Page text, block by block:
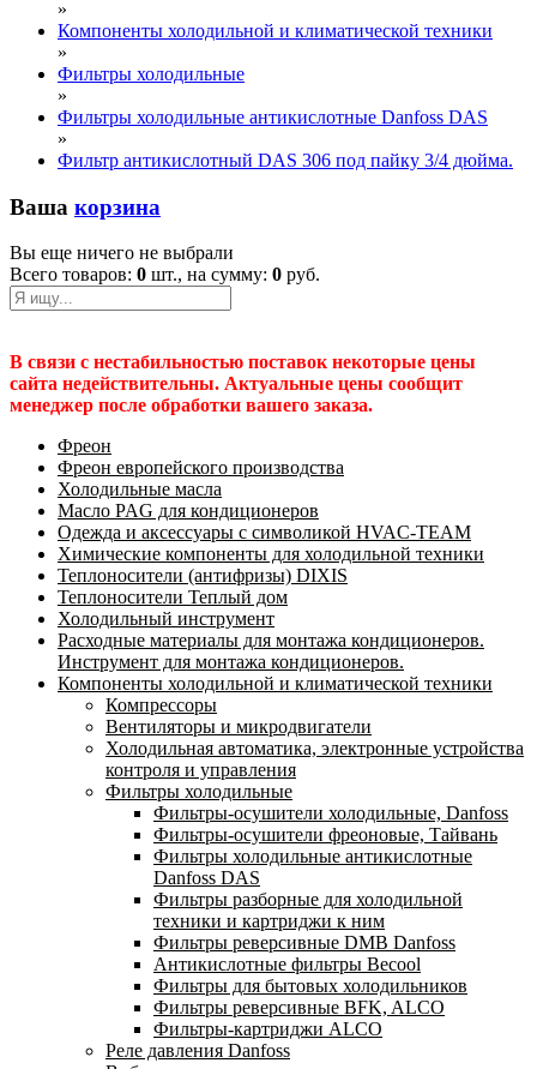
»
Компоненты холодильной и климатической техники
»
Фильтры холодильные
»
Фильтры холодильные антикислотные Danfoss DAS
»
Фильтр антикислотный DAS 306 под пайку 3/4 дюйма.
Ваша корзина
Вы еще ничего не выбрали
Всего товаров: 0 шт., на сумму: 0 руб.
В связи с нестабильностью поставок некоторые цены
сайта недействительны. Актуальные цены сообщит
менеджер после обработки вашего заказа.
Фреон
Фреон европейского производства
Холодильные масла
Масло PAG для кондиционеров
Одежда и аксессуары с символикой HVAC-TEAM
Химические компоненты для холодильной техники
Теплоносители (антифризы) DIXIS
Теплоносители Теплый дом
Холодильный инструмент
Расходные материалы для монтажа кондиционеров.
Инструмент для монтажа кондиционеров.
Компоненты холодильной и климатической техники
Компрессоры
Вентиляторы и микродвигатели
Холодильная автоматика, электронные устройства
контроля и управления
Фильтры холодильные
Фильтры-осушители холодильные, Danfoss
Фильтры-осушители фреоновые, Тайвань
Фильтры холодильные антикислотные
Danfoss DAS
Фильтры разборные для холодильной
техники и картриджи к ним
Фильтры реверсивные DMB Danfoss
Антикислотные фильтры Becool
Фильтры для бытовых холодильников
Фильтры реверсивные BFK, ALCO
Фильтры-картриджи ALCO
Реле давления Danfoss